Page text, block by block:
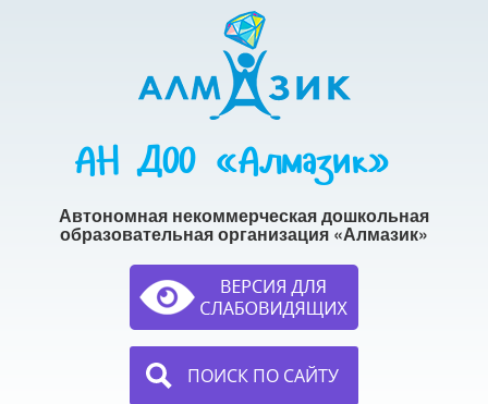
АН ДОО «Алмазик»
Автономная некоммерческая дошкольная
образовательная организация «Алмазик»
ПОИСК ПО САЙТУ